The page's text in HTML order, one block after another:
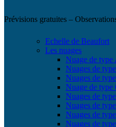
Prévisions gratuites –
Echelle de Beaufort
Les nuages
Nuage de
Nuages de
Nuages de
Nuage de type
Nuages de
Nuages de
Nuages de
Nuages de